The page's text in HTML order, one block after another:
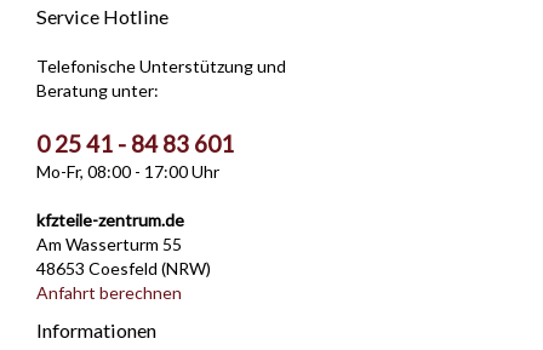
Service Hotline
Telefonische Unterstützung und
Beratung unter:
0 25 41 - 84 83 601
Mo-Fr, 08:00 - 17:00 Uhr
kfzteile-zentrum.de
Am Wasserturm 55
48653 Coesfeld (NRW)
Anfahrt berechnen
Informationen